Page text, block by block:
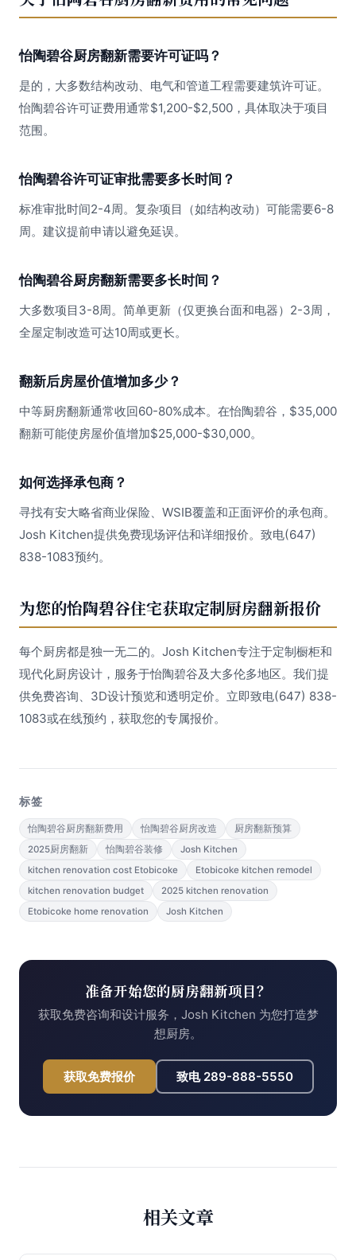
怡陶碧谷厨房翻新需要许可证吗？
是的，大多数结构改动、电气和管道工程需要建筑许可证。
怡陶碧谷许可证费用通常$1,200-$2,500，具体取决于项目
范围。
怡陶碧谷许可证审批需要多长时间？
标准审批时间2-4周。复杂项目（如结构改动）可能需要6-8
周。建议提前申请以避免延误。
怡陶碧谷厨房翻新需要多长时间？
大多数项目3-8周。简单更新（仅更换台面和电器）2-3周，
全屋定制改造可达10周或更长。
翻新后房屋价值增加多少？
中等厨房翻新通常收回60-80%成本。在怡陶碧谷，$35,000
翻新可能使房屋价值增加$25,000-$30,000。
如何选择承包商？
寻找有安大略省商业保险、WSIB覆盖和正面评价的承包商。
Josh Kitchen提供免费现场评估和详细报价。致电(647)
838-1083预约。
为您的怡陶碧谷住宅获取定制厨房翻新报价
每个厨房都是独一无二的。Josh Kitchen专注于定制橱柜和
现代化厨房设计，服务于怡陶碧谷及大多伦多地区。我们提
供免费咨询、3D设计预览和透明定价。立即致电(647) 838-
1083或在线预约，获取您的专属报价。
标签
怡陶碧谷厨房翻新费用 怡陶碧谷厨房改造
厨房翻新预算
2025厨房翻新
怡陶碧谷装修
Josh Kitchen
kitchen renovation cost Etobicoke
Etobicoke kitchen remodel
kitchen renovation budget
2025 kitchen renovation
Etobicoke home renovation
Josh Kitchen
准备开始您的厨房翻新项目？
获取免费咨询和设计服务，Josh Kitchen 为您打造梦
想厨房。
获取免费报价 致电 289-888-5550
相关文章